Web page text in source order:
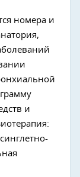
номера и
и